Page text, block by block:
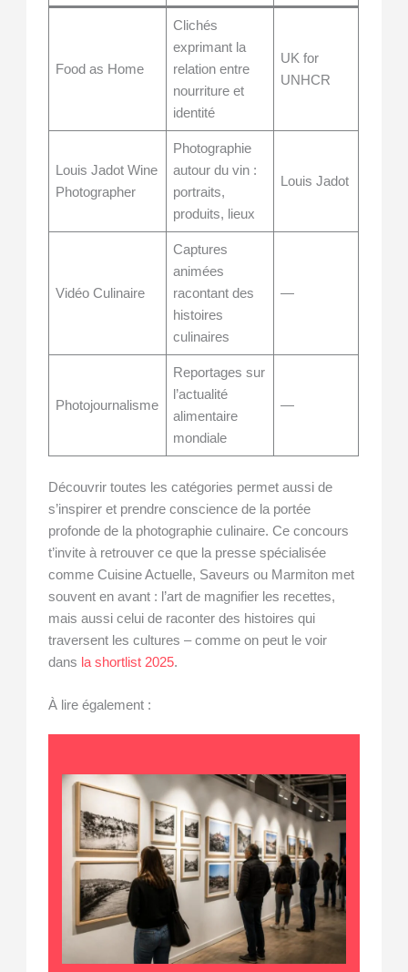
Food as Home
Clichés
exprimant la
relation entre
nourriture et
identité
UK for
UNHCR
Louis Jadot Wine
Photographer
Photographie
autour du vin :
portraits,
produits, lieux
Louis Jadot
Vidéo Culinaire
Captures
animées
racontant des
histoires
culinaires
—
Photojournalisme
Reportages sur
l’actualité
alimentaire
mondiale
—
Découvrir toutes les catégories permet aussi de
s’inspirer et prendre conscience de la portée
profonde de la photographie culinaire. Ce concours
t’invite à retrouver ce que la presse spécialisée
comme Cuisine Actuelle, Saveurs ou Marmiton met
souvent en avant : l’art de magnifier les recettes,
mais aussi celui de raconter des histoires qui
traversent les cultures – comme on peut le voir
dans la shortlist 2025.
À lire également :